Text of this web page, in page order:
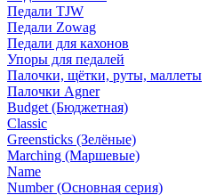
Педали TJW
Педали Zowag
Педали для кахонов
Упоры для педалей
Палочки, щётки, руты, маллеты
Палочки Agner
Budget (Бюджетная)
Classic
Greensticks (Зелёные)
Marching (Маршевые)
Name
Number (Основная серия)